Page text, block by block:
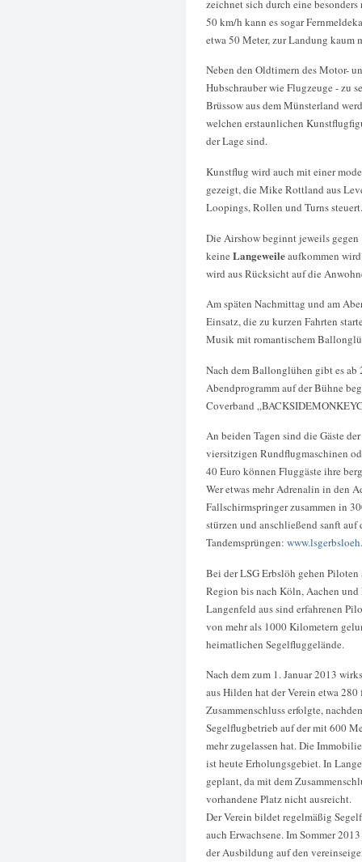
zeichnet sich durch eine
50 km/h kann es sogar
etwa 50 Meter, zur Landung kaum
Neben den Oldtimern des Motor-
Hubschrauber wie Flugzeuge - zu
Brüssow aus dem Münsterland
welchen erstaunlichen
der Lage sind.
Kunstflug wird auch mit einer
gezeigt, die Mike Rottland aus
Loopings, Rollen und Turns steuert.
Die Airshow beginnt jeweils gegen
keine Langeweileaufkommen
wird aus Rücksicht auf die
Am späten Nachmittag und am
Einsatz, die zu kurzen Fahrten
Musik mit romantischem
Nach dem Ballonglühen gibt es ab
Abendprogramm auf der Bühne
Coverband
An beiden Tagen sind die Gäste
viersitzigen Rundflugmaschinen
40 Euro können Fluggäste ihre
Wer etwas mehr Adrenalin in den
Fallschirmspringer zusammen in
stürzen und anschließend sanft
Tandemsprüngen:
Bei der LSG Erbslöh gehen
Region bis nach Köln, Aachen
Langenfeld aus sind erfahrenen
von mehr als 1000 Kilometern
heimatlichen Segelfluggelände.
Nach dem zum 1. Januar 2013
aus Hilden hat der Verein etwa
Zusammenschluss erfolgte,
Segelflugbetrieb auf der mit 600
mehr zugelassen hat. Die
ist heute Erholungsgebiet. In
geplant, da mit dem
vorhandene Platz nicht ausreicht.
Der Verein bildet regelmäßig
auch Erwachsene. Im Sommer
der Ausbildung auf den